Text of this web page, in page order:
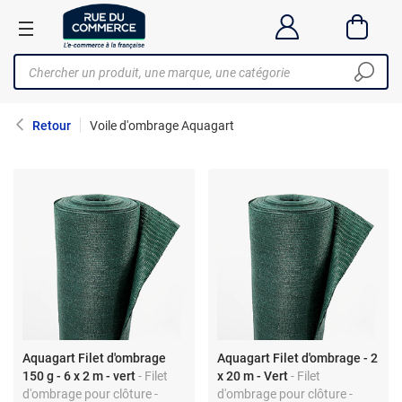
Retour Voile d'ombrage Aquagart
Aquagart Filet d'ombrage
150 g - 6 x 2 m - vert- Filet
d'ombrage pour clôture -
Aquagart Filet d'ombrage - 2
x 20 m - Vert - Filet
d'ombrage pour clôture -